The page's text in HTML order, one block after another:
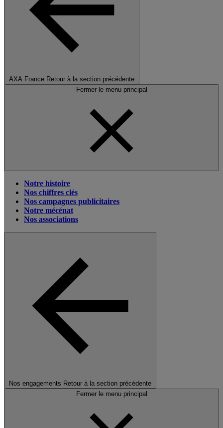
AXA France Retour à la section précédente
Fermer le menu principal
Notre histoire
Nos chiffres clés
Nos campagnes publicitaires
Notre mécénat
Nos associations
Nos engagements Retour à la section précédente
Fermer le menu principal